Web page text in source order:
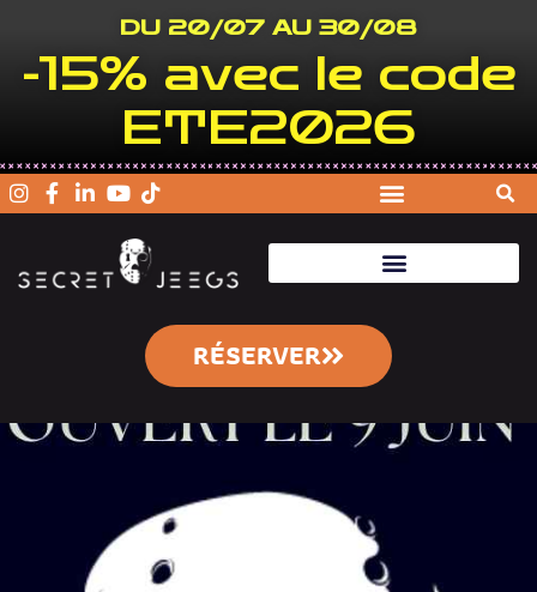
DU 20/07 AU 30/08
-15% avec le code
ETE2026
RÉSERVER